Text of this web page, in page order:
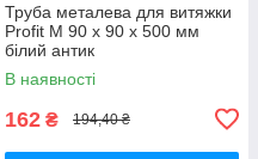
Труба металева для витяжки
Profit M 90 х 90 х 500 мм
білий антик
В наявності
162 ₴ 194,40 ₴